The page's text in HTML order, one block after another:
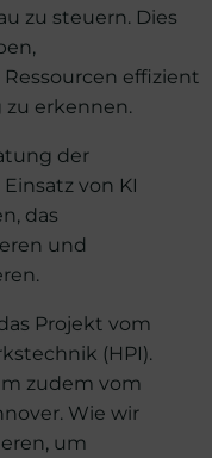
zu steuern. Dies
effizient
erkennen.
der
von KI
das
und
Projekt vom
(HPI).
zudem vom
Wie wir
um